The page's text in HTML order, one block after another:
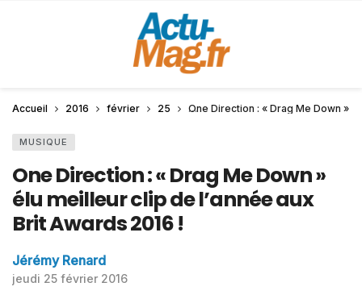
Accueil 2016 février 25 One Direction : « Drag Me Down »
MUSIQUE
One Direction : « Drag Me Down »
élu meilleur clip de l’année aux
Brit Awards 2016 !
Jérémy Renard
jeudi 25 février 2016